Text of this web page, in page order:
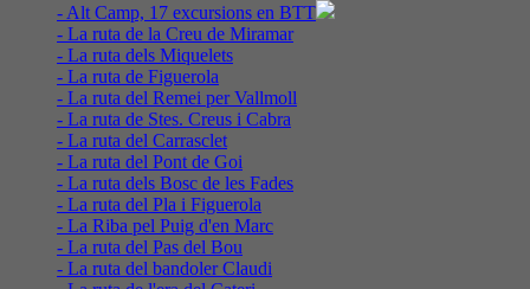
- Alt Camp, 17 excursions en BTT
- La ruta de la Creu de Miramar
- La ruta dels Miquelets
- La ruta de Figuerola
- La ruta del Remei per Vallmoll
- La ruta de Stes. Creus i Cabra
- La ruta del Carrasclet
- La ruta del Pont de Goi
- La ruta dels Bosc de les Fades
- La ruta del Pla i Figuerola
- La Riba pel Puig d'en Marc
- La ruta del Pas del Bou
- La ruta del bandoler Claudi